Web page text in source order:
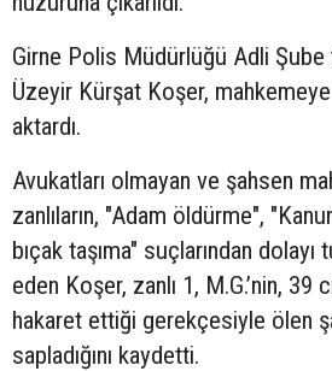
Girne Polis Müdürlüğü Adli
Üzeyir Kürşat Koşer,
aktardı.
Avukatları olmayan ve şahsen
zanlıların, "Adam öldürme",
bıçak taşıma" suçlarından dolayı
eden Koşer, zanlı 1, M.G.’nin, 39
hakaret ettiği gerekçesiyle ölen
sapladığını kaydetti.